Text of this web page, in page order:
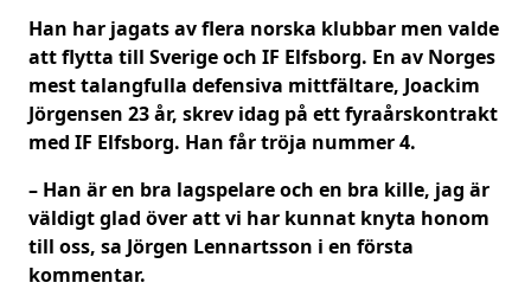
Han har jagats av flera norska klubbar men valde
att flytta till Sverige och IF Elfsborg. En av Norges
mest talangfulla defensiva mittfältare, Joackim
Jörgensen 23 år, skrev idag på ett fyraårskontrakt
med IF Elfsborg. Han får tröja nummer 4.
– Han är en bra lagspelare och en bra kille, jag är
väldigt glad över att vi har kunnat knyta honom
till oss, sa Jörgen Lennartsson i en första
kommentar.